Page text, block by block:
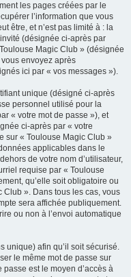
les pages créées par le
l’information que vous
être, et n’est pas limité à : la
(désignée ci-après par
Magic Club » (désignée
envoyez après
ici par « vos messages »).
unique (désigné ci-après
personnel utilisé pour la
« votre mot de passe »), et
ci-après par « votre
sur « Toulouse Magic Club »
applicables dans le
de votre nom d’utilisateur,
requise par « Toulouse
qu’elle soit obligatoire ou
». Dans tous les cas, vous
sera affichée publiquement.
ou non à l’envoi automatique
unique) afin qu’il soit sécurisé.
le même mot de passe sur
est le moyen d’accès à